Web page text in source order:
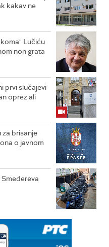
kakav ne
Lučiću
non grata
prvi slučajevi
oprez ali
za brisanje
o javnom